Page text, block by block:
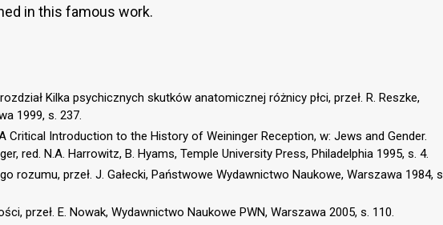
in this famous work.
Kilka psychicznych skutków anatomicznej różnicy płci, przeł. R. Reszke,
1999, s. 237.
Critical Introduction to the History of Weininger Reception, w: Jews and Gender.
red. N.A. Harrowitz, B. Hyams, Temple University Press, Philadelphia 1995, s. 4.
rozumu, przeł. J. Gałecki, Państwowe Wydawnictwo Naukowe, Warszawa 1984, s.
przeł. E. Nowak, Wydawnictwo Naukowe PWN, Warszawa 2005, s. 110.